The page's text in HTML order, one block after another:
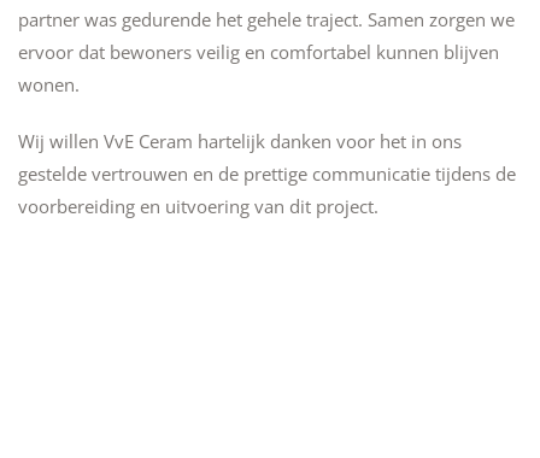
partner was gedurende het gehele traject. Samen zorgen we
ervoor dat bewoners veilig en comfortabel kunnen blijven
wonen.
Wij willen VvE Ceram hartelijk danken voor het in ons
gestelde vertrouwen en de prettige communicatie tijdens de
voorbereiding en uitvoering van dit project.